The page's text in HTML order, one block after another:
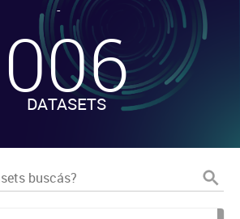
-
006
DATASETS